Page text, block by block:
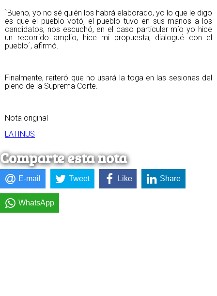
`Bueno, yo no sé quién los habrá elaborado, yo lo que le digo
es que el pueblo votó, el pueblo tuvo en sus manos a los
candidatos, nos escuchó, en el caso particular mío yo hice
un recorrido amplio, hice mi propuesta, dialogué con el
pueblo´, afirmó.
Finalmente, reiteró que no usará la toga en las sesiones del
pleno de la Suprema Corte.
Nota original
LATINUS
Comparte esta nota
E-mail Tweet Like Share
WhatsApp